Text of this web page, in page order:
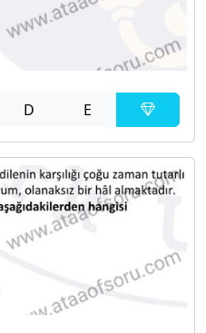
D E